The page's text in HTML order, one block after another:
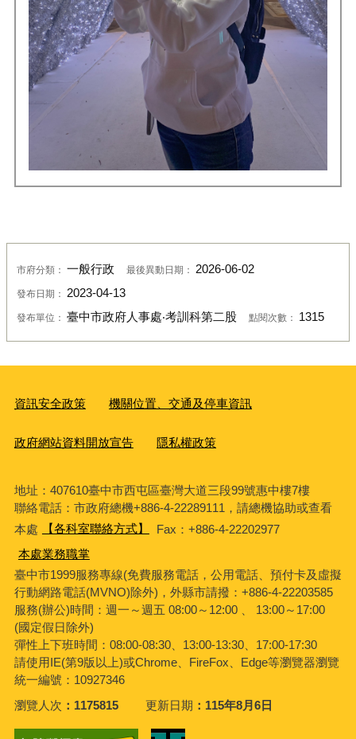
市府分類： 一般行政 最後異動日期： 2026-06-02
發布日期： 2023-04-13
發布單位： 臺中市政府人事處‧考訓科第二股 點閱次數： 1315
資訊安全政策 機關位置、交通及停車資訊
政府網站資料開放宣告 隱私權政策
地址：407610臺中市西屯區臺灣大道三段99號惠中樓7樓
聯絡電話：市政府總機+886-4-22289111，請總機協助或查看
本處
【各科室聯絡方式】
Fax：+886-4-22202977
本處業務職掌
臺中市1999服務專線(免費服務電話，公用電話、預付卡及虛擬
行動網路電話(MVNO)除外)，外縣市請撥：+886-4-22203585
服務(辦公)時間：週一～週五 08:00～12:00 、 13:00～17:00
(國定假日除外)
彈性上下班時間：08:00-08:30、13:00-13:30、17:00-17:30
請使用IE(第9版以上)或Chrome、FireFox、Edge等瀏覽器瀏覽
統一編號：10927346
瀏覽人次
1175815 更新日期 115年8月6日